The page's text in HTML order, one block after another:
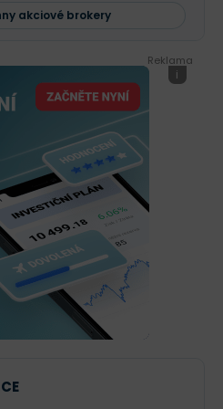
akciové brokery
Reklama
i